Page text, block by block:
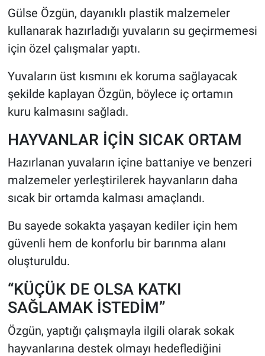
Gülse Özgün, dayanıklı plastik malzemeler
kullanarak hazırladığı yuvaların su geçirmemesi
için özel çalışmalar yaptı.
Yuvaların üst kısmını ek koruma sağlayacak
şekilde kaplayan Özgün, böylece iç ortamın
kuru kalmasını sağladı.
HAYVANLAR İÇİN SICAK ORTAM
Hazırlanan yuvaların içine battaniye ve benzeri
malzemeler yerleştirilerek hayvanların daha
sıcak bir ortamda kalması amaçlandı.
Bu sayede sokakta yaşayan kediler için hem
güvenli hem de konforlu bir barınma alanı
oluşturuldu.
“KÜÇÜK DE OLSA KATKI
SAĞLAMAK İSTEDİM”
Özgün, yaptığı çalışmayla ilgili olarak sokak
hayvanlarına destek olmayı hedeflediğini